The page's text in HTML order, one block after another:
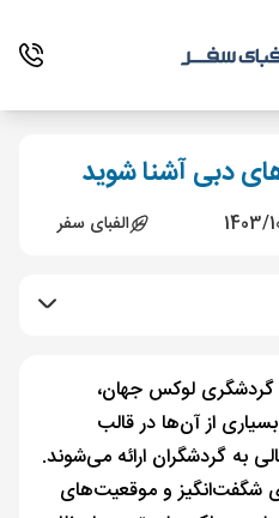
دبی آشنا شوید
1403/ الفبای سفر
گردشگری لوکس جهان،
از آن‌ها در قالب
به گردشگران ارائه می‌شوند.
شگفت‌انگیز و موقعیت‌های